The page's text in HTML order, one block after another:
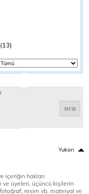
Yukarı
içeriğin hakları
ve üyeleri, üçüncü kişilerin
resim vb. materyal ve